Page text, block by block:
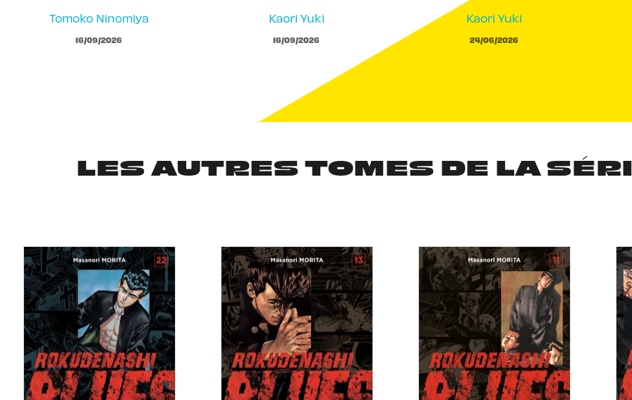
Tomoko Ninomiya
16/09/2026
Kaori Yuki
16/09/2026
Kaori Yuki
24/06/2026
LES AUTRES TOMES DE LA